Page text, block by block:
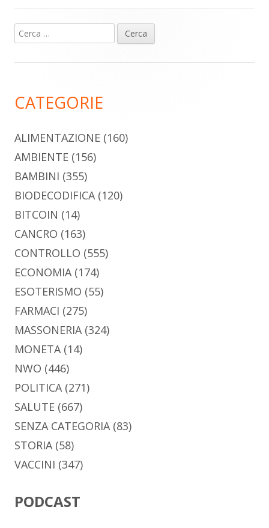
Barra
laterale
Ricerca
per:
CATEGORIE
ALIMENTAZIONE (160)
AMBIENTE (156)
BAMBINI (355)
BIODECODIFICA(120)
BITCOIN (14)
CANCRO (163)
CONTROLLO (555)
ECONOMIA(174)
ESOTERISMO (55)
FARMACI (275)
MASSONERIA(324)
MONETA(14)
NWO (446)
POLITICA(271)
SALUTE (667)
SENZA CATEGORIA(83)
STORIA(58)
VACCINI (347)
PODCAST